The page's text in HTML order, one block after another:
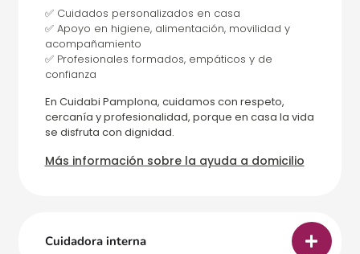
✅ Cuidados personalizados en casa
✅ Apoyo en higiene, alimentación, movilidad y
acompañamiento
✅ Profesionales formados, empáticos y de
confianza
En Cuidabi Pamplona, cuidamos con respeto,
cercanía y profesionalidad, porque en casa la vida
se disfruta con dignidad.
Más información sobre la ayuda a domicilio
Cuidadora interna